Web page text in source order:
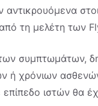
αντικρουόμενα
τη μελέτη των
συμπτωμάτων,
ή χρόνιων
ιστών θα